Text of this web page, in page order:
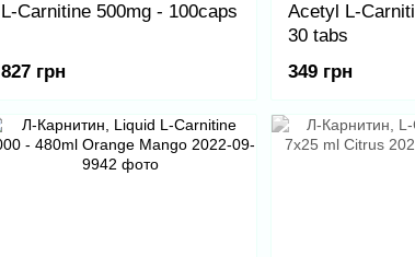
L-Carnitine 500mg - 100caps
827 грн
Acetyl L-
30 tabs
349 грн